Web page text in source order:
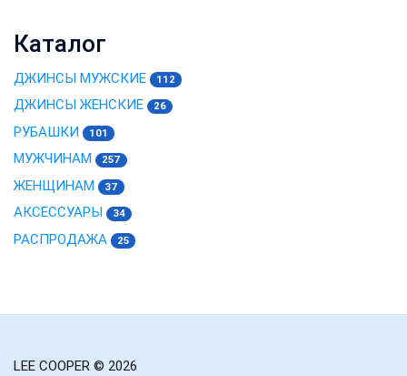
Каталог
ДЖИНСЫ МУЖСКИЕ 112
ДЖИНСЫ ЖЕНСКИЕ 26
РУБАШКИ 101
МУЖЧИНАМ 257
ЖЕНЩИНАМ 37
АКСЕССУАРЫ 34
РАСПРОДАЖА 25
LEE COOPER © 2026